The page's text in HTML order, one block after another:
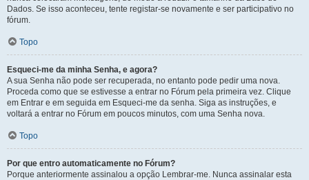
Dados. Se isso aconteceu, tente registar-se novamente e ser participativo no
fórum.
Topo
Esqueci-me da minha Senha, e agora?
A sua Senha não pode ser recuperada, no entanto pode pedir uma nova.
Proceda como que se estivesse a entrar no Fórum pela primeira vez. Clique
em Entrar e em seguida em Esqueci-me da senha. Siga as instruções, e
voltará a entrar no Fórum em poucos minutos, com uma Senha nova.
Topo
Por que entro automaticamente no Fórum?
Porque anteriormente assinalou a opção Lembrar-me. Nunca assinalar esta